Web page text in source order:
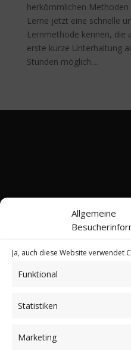
Allgemeine
Ja, auch diese Website verwendet
Funktional
Statistiken
Marketing
herkömmlichen
Lerne jetzt eine schnelle
Lernmethode kennen, die
erste kurze Unterhaltung
Stunden möglich....
Kontakt
*Werbehinweis: Bei